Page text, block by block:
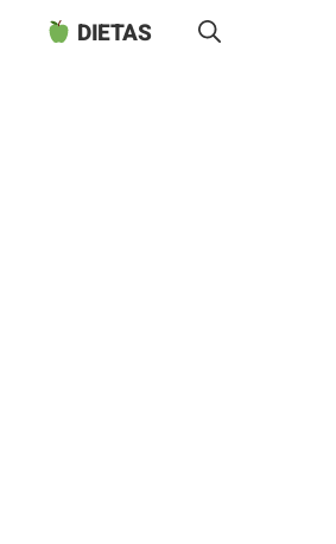
DIETAS